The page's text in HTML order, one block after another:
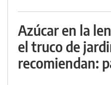
Azúcar en la
el truco de
recomiendan: